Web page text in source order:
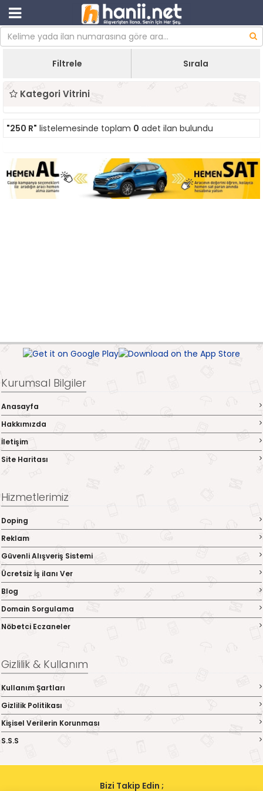
Filtrele Sırala
Kategori Vitrini
"250 R" listelemesinde toplam 0 adet ilan bulundu
Kurumsal Bilgiler
Anasayfa
Hakkımızda
İletişim
Site Haritası
Hizmetlerimiz
Doping
Reklam
Güvenli Alışveriş Sistemi
Ücretsiz İş ilanı Ver
Blog
Domain Sorgulama
Nöbetci Eczaneler
Gizlilik & Kullanım
Kullanım Şartları
Gizlilik Politikası
Kişisel Verilerin Korunması
S.S.S
Bizi Takip Edin ;